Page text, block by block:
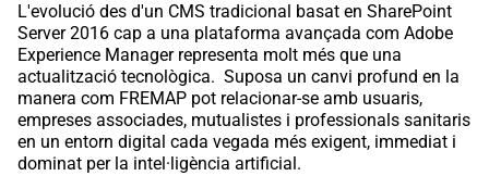
Proveïdors
L'evolució des d'un CMS tradicional basat en SharePoint
Server 2016 cap a una plataforma avançada com Adobe
Experience Manager representa molt més que una
actualització tecnològica. Suposa un canvi profund en la
manera com FREMAP pot relacionar-se amb usuaris,
empreses associades, mutualistes i professionals sanitaris
en un entorn digital cada vegada més exigent, immediat i
dominat per la intel·ligència artificial.